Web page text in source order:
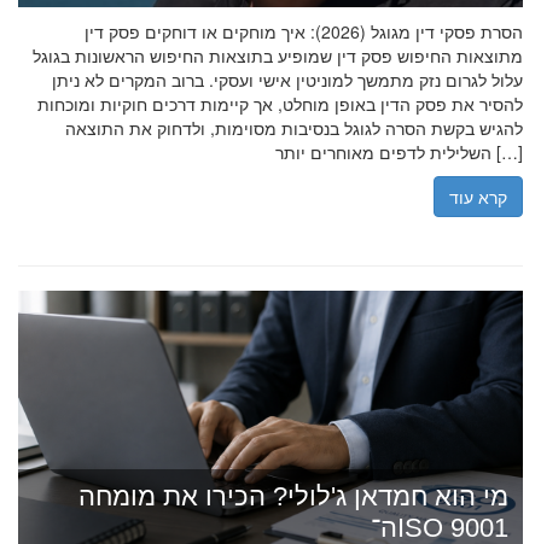
הסרת פסקי דין מגוגל (2026): איך מוחקים או דוחקים פסק דין
מתוצאות החיפוש פסק דין שמופיע בתוצאות החיפוש הראשונות בגוגל
עלול לגרום נזק מתמשך למוניטין אישי ועסקי. ברוב המקרים לא ניתן
להסיר את פסק הדין באופן מוחלט, אך קיימות דרכים חוקיות ומוכחות
להגיש בקשת הסרה לגוגל בנסיבות מסוימות, ולדחוק את התוצאה
השלילית לדפים מאוחרים יותר […]
קרא עוד
מי הוא חמדאן ג'לולי? הכירו את מומחה
ה־ISO 9001